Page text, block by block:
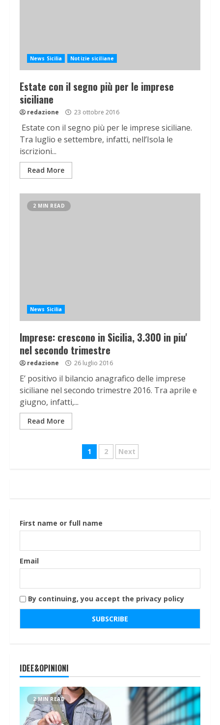
News Sicilia Notizie siciliane
Estate con il segno più per le imprese
siciliane
redazione 23 ottobre 2016
Estate con il segno più per le imprese siciliane.
Tra luglio e settembre, infatti, nell’Isola le
iscrizioni...
Read More
2 MIN READ
News Sicilia
Imprese: crescono in Sicilia, 3.300 in piu'
nel secondo trimestre
redazione 26 luglio 2016
E’ positivo il bilancio anagrafico delle imprese
siciliane nel secondo trimestre 2016. Tra aprile e
giugno, infatti,...
Read More
Navigazione
1 2 Next
First name or full name
Email
By continuing, you accept the privacy policy
IDEE&OPINIONI
2 MIN READ